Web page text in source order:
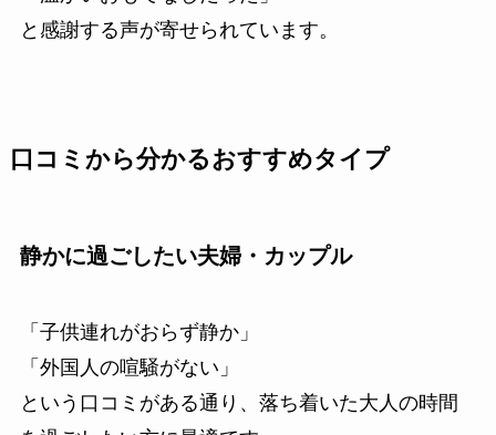
と感謝する声が寄せられています。
口コミから分かるおすすめタイプ
静かに過ごしたい夫婦・カップル
「子供連れがおらず静か」
「外国人の喧騒がない」
という口コミがある通り、落ち着いた大人の時間